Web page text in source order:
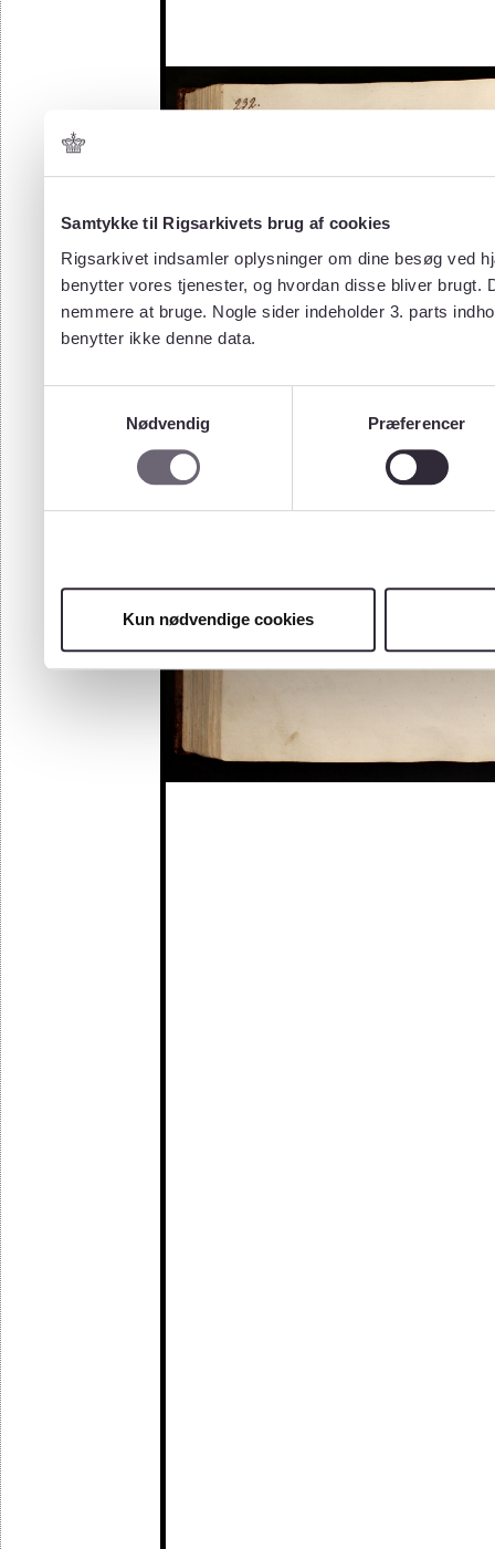
Samtykke til Rigsarkivets brug af cookies
Rigsarkivet indsamler oplysninger om dine besøg ved
benytter vores tjenester, og hvordan disse bliver
nemmere at bruge. Nogle sider indeholder 3. parts
benytter ikke denne data.
Nødvendig
Præferencer
Kun nødvendige cookies